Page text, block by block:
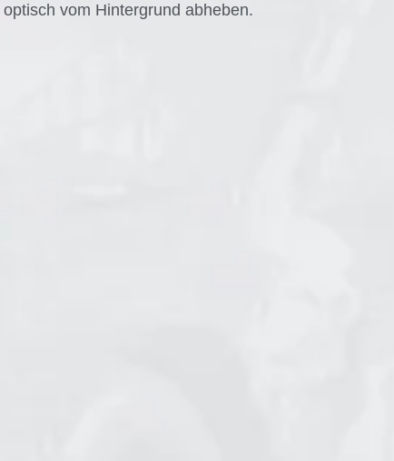
optisch vom Hintergrund abheben.